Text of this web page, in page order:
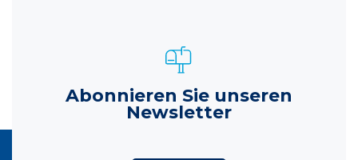
Abonnieren Sie unseren
Newsletter